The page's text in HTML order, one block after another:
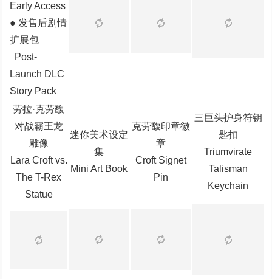
Early Access
● 发售后剧情
扩展包
Post-
Launch DLC
Story Pack
劳拉·克劳馥
对战霸王龙
雕像
Lara Croft vs.
The T-Rex
Statue
迷你美术设定
集
Mini Art Book
克劳馥印章徽
章
Croft Signet
Pin
三巨头护身符钥
匙扣
Triumvirate
Talisman
Keychain